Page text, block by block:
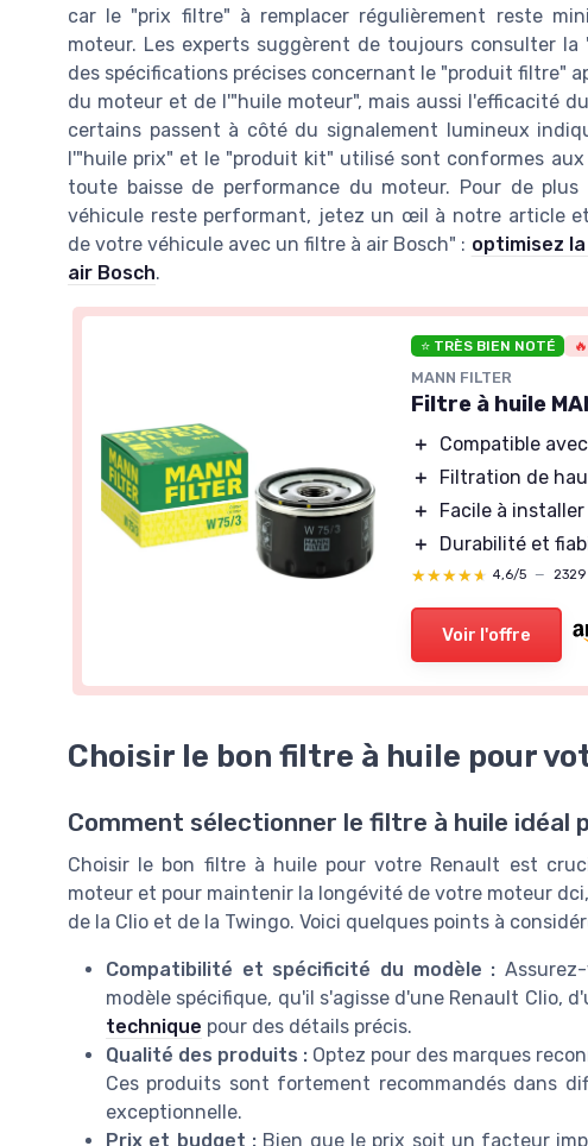
car le "prix filtre" à remplacer régulièrement reste
moteur. Les experts suggèrent de toujours consulter
des spécifications précises concernant le "produit filtre"
du moteur et de l'"huile moteur", mais aussi l'efficacité
certains passent à côté du signalement lumineux
l'"huile prix" et le "produit kit" utilisé sont conformes
toute baisse de performance du moteur. Pour de
véhicule reste performant, jetez un œil à notre article
de votre véhicule avec un filtre à air Bosch" : optimisez
air Bosch.
⭐ TRÈS BIEN NOTÉ
MANN FILTER
Filtre à huile
＋
Compatible
＋
Filtration de
＋
Facile à installer
＋
Durabilité et
★★★★★
★★★★★ 4,6/5 — 2329
Voir l'offre
Choisir le bon filtre à huile pour
Comment sélectionner le filtre à huile idéal
Choisir le bon filtre à huile pour votre Renault est
moteur et pour maintenir la longévité de votre moteur
de la Clio et de la Twingo. Voici quelques points à
Compatibilité et spécificité du modèle :
modèle spécifique, qu'il s'agisse d'une Renault Clio,
technique pour des détails précis.
Qualité des produits : Optez pour des marques
Ces produits sont fortement recommandés dans
exceptionnelle.
Prix et budget :Bien que le prix soit un facteur